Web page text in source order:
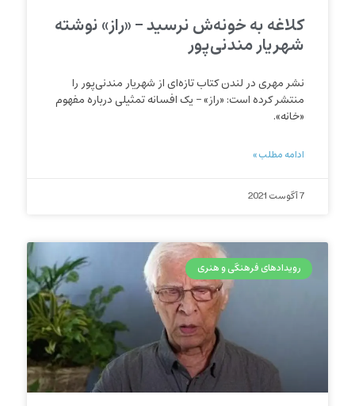
کلاغه به خونه‌ش نرسید – «راز» نوشته
شهریار مندنی‌پور
نشر مهری در لندن کتاب تازه‌ای از شهریار مندنی‌پور را
منتشر کرده است: «راز» – یک افسانه تمثیلی درباره مفهوم
«خانه».
ادامه مطلب »
7 آگوست 2021
رویدادهای فرهنگی و هنری